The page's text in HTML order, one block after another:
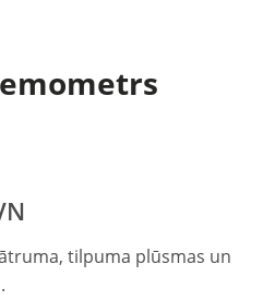
tilpuma plūsmas un